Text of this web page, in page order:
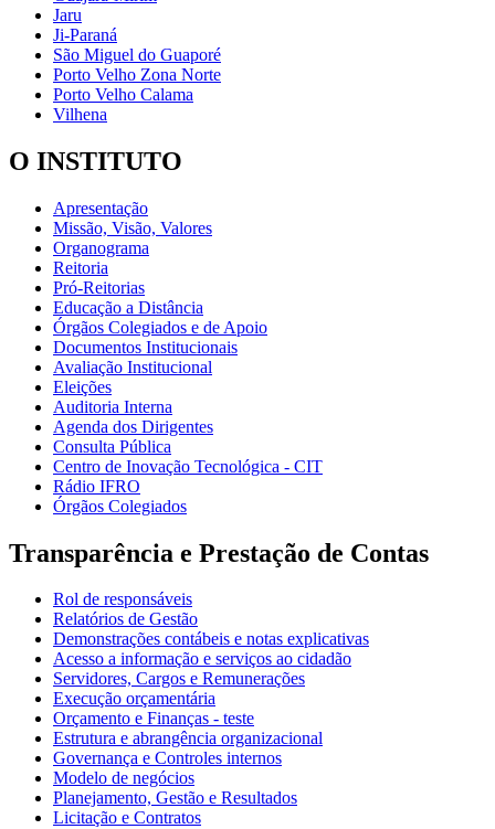
Jaru
Ji-Paraná
São Miguel do Guaporé
Porto Velho Zona Norte
Porto Velho Calama
Vilhena
O INSTITUTO
Apresentação
Missão, Visão, Valores
Organograma
Reitoria
Pró-Reitorias
Educação a Distância
Órgãos Colegiados e de Apoio
Documentos Institucionais
Avaliação Institucional
Eleições
Auditoria Interna
Agenda dos Dirigentes
Consulta Pública
Centro de Inovação Tecnológica - CIT
Rádio IFRO
Órgãos Colegiados
Transparência e Prestação de Contas
Rol de responsáveis
Relatórios de Gestão
Demonstrações contábeis e notas explicativas
Acesso a informação e serviços ao cidadão
Servidores, Cargos e Remunerações
Execução orçamentária
Orçamento e Finanças - teste
Estrutura e abrangência organizacional
Governança e Controles internos
Modelo de negócios
Planejamento, Gestão e Resultados
Licitação e Contratos